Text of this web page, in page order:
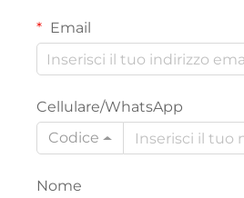
Email
Cellulare/WhatsApp
Codice
Nome